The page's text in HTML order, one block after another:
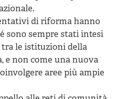
di riforma hanno
sono sempre stati intesi
tra le istituzioni della
e non come una nuova
aree più ampie